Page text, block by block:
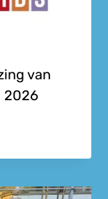
van
2026